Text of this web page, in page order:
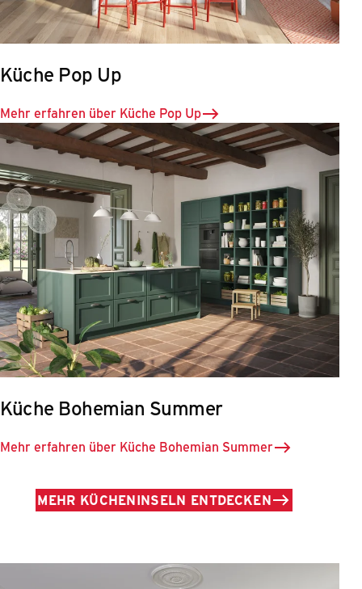
Küche Pop Up
Mehr erfahren über Küche Pop Up
Küche Bohemian Summer
Mehr erfahren über Küche Bohemian Summer
MEHR KÜCHENINSELN ENTDECKEN